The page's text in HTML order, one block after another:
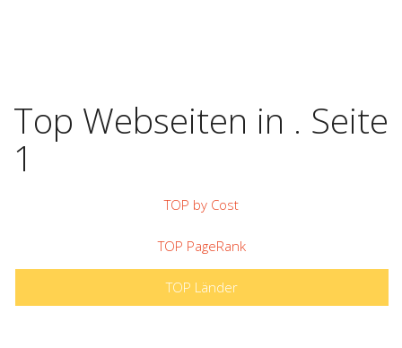
Top Webseiten in . Seite
1
TOP by Cost
TOP PageRank
TOP Länder